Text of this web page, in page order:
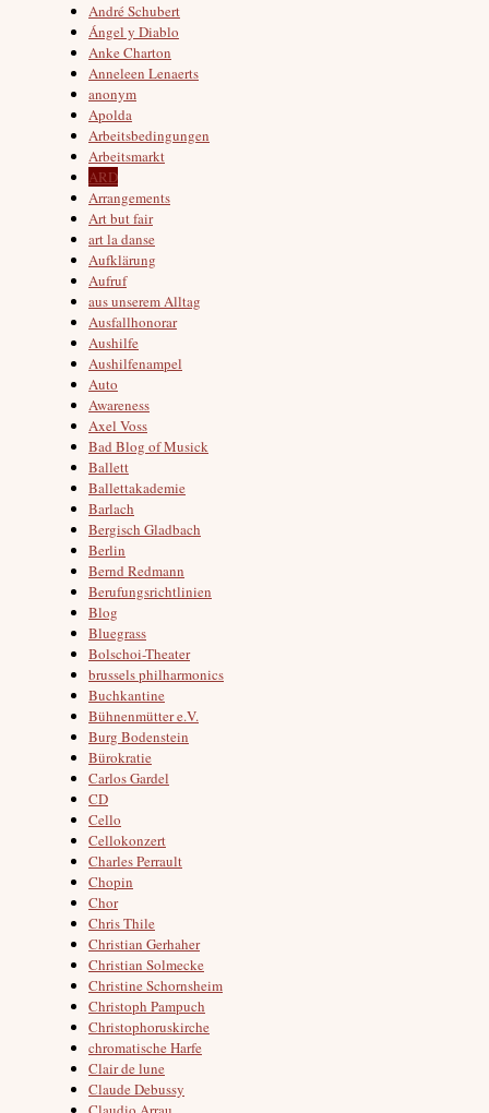
André Schubert
Ángel y Diablo
Anke Charton
Anneleen Lenaerts
anonym
Apolda
Arbeitsbedingungen
Arbeitsmarkt
ARD
Arrangements
Art but fair
art la danse
Aufklärung
Aufruf
aus unserem Alltag
Ausfallhonorar
Aushilfe
Aushilfenampel
Auto
Awareness
Axel Voss
Bad Blog of Musick
Ballett
Ballettakademie
Barlach
Bergisch Gladbach
Berlin
Bernd Redmann
Berufungsrichtlinien
Blog
Bluegrass
Bolschoi-Theater
brussels philharmonics
Buchkantine
Bühnenmütter e.V.
Burg Bodenstein
Bürokratie
Carlos Gardel
CD
Cello
Cellokonzert
Charles Perrault
Chopin
Chor
Chris Thile
Christian Gerhaher
Christian Solmecke
Christine Schornsheim
Christoph Pampuch
Christophoruskirche
chromatische Harfe
Clair de lune
Claude Debussy